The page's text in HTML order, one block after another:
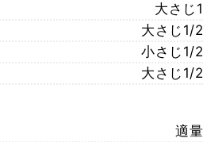
大さじ1
大さじ1/2
小さじ1/2
大さじ1/2
適量